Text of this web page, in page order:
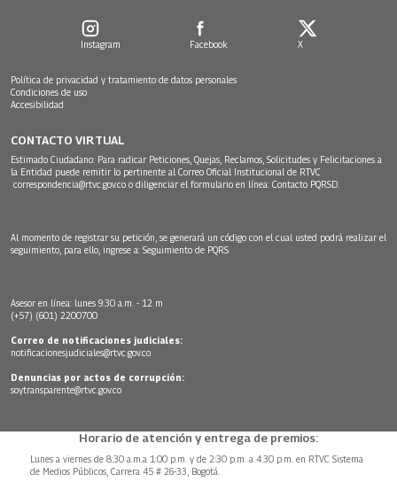
Instagram Facebook X
Política de privacidad y tratamiento de datos personales
Condiciones de uso
Accesibilidad
CONTACTO VIRTUAL
Estimado Ciudadano: Para radicar Peticiones, Quejas, Reclamos, Solicitudes y Felicitaciones a
la Entidad puede remitir lo pertinente al Correo Oficial Institucional de RTVC
correspondencia@rtvc.gov.co o diligenciar el formulario en línea: Contacto PQRSD.
Al momento de registrar su petición, se generará un código con el cual usted podrá realizar el
seguimiento, para ello, ingrese a: Seguimiento de PQRS
Asesor en línea: lunes 9:30 a.m. - 12 m
(+57) (601) 2200700
Correo de notificaciones judiciales:
notificacionesjudiciales@rtvc.gov.co
Denuncias por actos de corrupción:
soytransparente@rtvc.gov.co
Horario de atención y entrega de premios:
Lunes a viernes de 8:30 a.m.a 1:00 p.m. y de 2:30 p.m. a 4:30 p.m. en RTVC Sistema
de Medios Públicos, Carrera 45 # 26-33, Bogotá.